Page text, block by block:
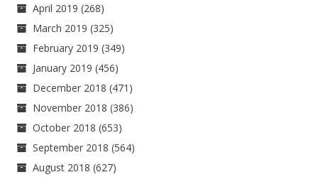
April 2019 (268)
March 2019 (325)
February 2019 (349)
January 2019 (456)
December 2018 (471)
November 2018 (386)
October 2018 (653)
September 2018 (564)
August 2018 (627)